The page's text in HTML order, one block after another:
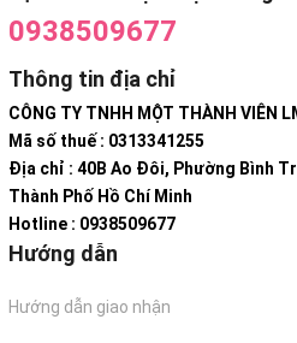
0938509677
Thông tin địa chỉ
CÔNG TY TNHH MỘT THÀNH VIÊN
Mã số thuế : 0313341255
Địa chỉ : 40B Ao Đôi, Phường Bình
Thành Phố Hồ Chí Minh
Hotline : 0938509677
Hướng dẫn
Hướng dẫn giao nhận